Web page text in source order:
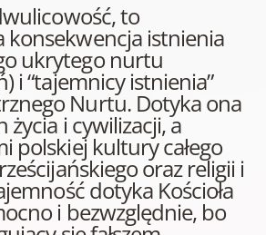
to
konsekwencja istnienia
ukrytego nurtu
i “tajemnicy istnienia”
Nurtu. Dotyka ona
życia i cywilizacji, a
polskiej kultury całego
oraz religii i
dotyka Kościoła
i bezwzględnie, bo